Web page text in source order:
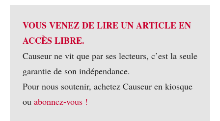
VOUS VENEZ DE LIRE UN ARTICLE EN
ACCÈS LIBRE.
Causeur ne vit que par ses lecteurs, c’est la seule
garantie de son indépendance.
Pour nous soutenir, achetez Causeur en kiosque
ou abonnez-vous !